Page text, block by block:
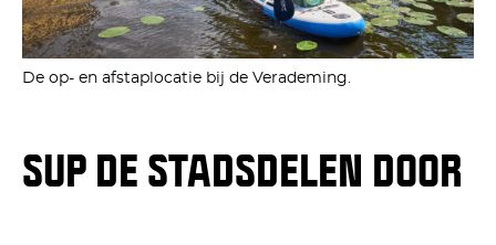
De op- en afstaplocatie bij de Verademing.
SUP DE STADSDELEN DOOR